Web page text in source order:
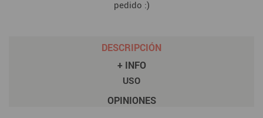
pedido :)
DESCRIPCIÓN
+ INFO
USO
OPINIONES